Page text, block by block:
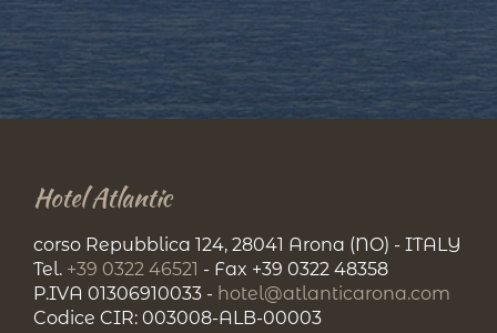
Hotel Atlantic
corso Repubblica 124, 28041 Arona (NO) - ITALY
Tel. +39 0322 46521 - Fax +39 0322 48358
P.IVA 01306910033 - hotel@atlanticarona.com
Codice CIR: 003008-ALB-00003